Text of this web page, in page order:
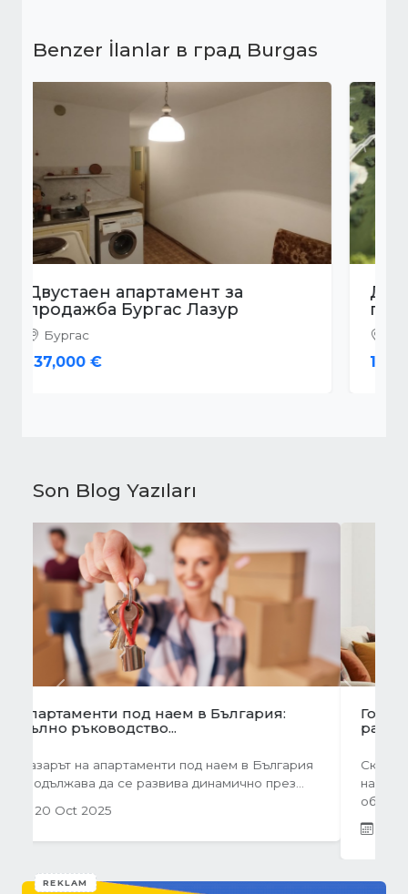
Benzer İlanlar в град Burgas
Двустаен апартамент за
продажба Бургас Сарафово
Бургас
160,000 €
Son Blog Yazıları
Готови завеси за хол на една ръка
разстояние
Скъпи дами, нека си признаем, че понякога
най-голямото предизвикателство в
REKLAM